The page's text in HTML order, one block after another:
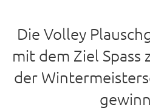
Die Volley
mit dem Ziel Spass
der